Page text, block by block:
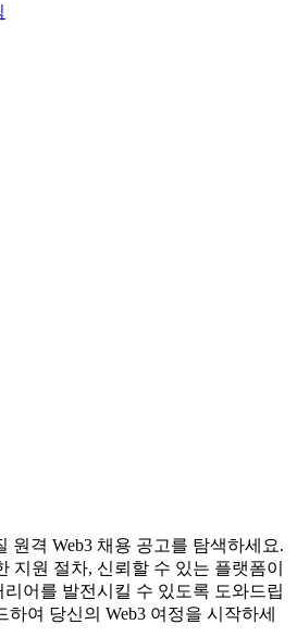
원격 Web3 채용 공고를 탐색하세요.
지원 절차, 신뢰할 수 있는 플랫폼이
어를 발전시킬 수 있도록 도와드립
여 당신의 Web3 여정을 시작하세